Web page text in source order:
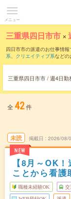
メニュー
三重県四日市市 ×
四日市市の派遣のお仕事情報
系、 クリエイティブ系などの
三重県四日市市 / 週4日勤
全 42件
未読
NEW
掲載日 2026/08/
【8月～OK
ことから看護
職種未経験OK 交